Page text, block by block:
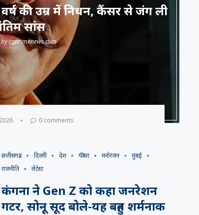
वर्ष की उम्र में निधन, कैंसर से जंग ली
सांस
bycgprimenews.com
0 comments
छत्तीसगढ़ दिल्ली देश फीचर मनोरंजन
मुंबई
राजनीति
लेटेस्ट
कंगना ने Gen Z को कहा जनरेशन
गटर, सोनू सूद बोले-यह बहुत शर्मनाक